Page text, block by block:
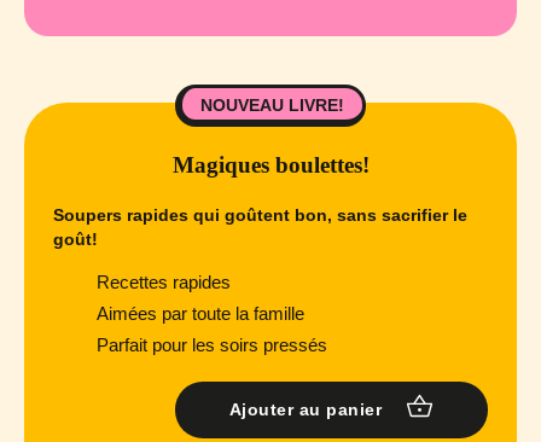
NOUVEAU LIVRE!
Magiques boulettes!
Soupers rapides qui goûtent bon, sans sacrifier le
goût!
Recettes rapides
Aimées par toute la famille
Parfait pour les soirs pressés
Ajouter au panier